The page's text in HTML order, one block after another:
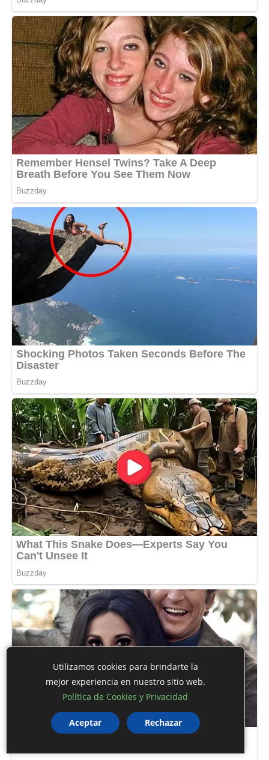
Utilizamos cookies para brindarte la
mejor experiencia en nuestro sitio web.
Política de Cookies y Privacidad
Aceptar Rechazar